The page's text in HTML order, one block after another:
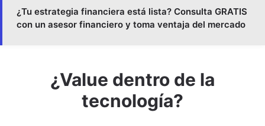
¿Tu estrategia financiera está lista? Consulta GRATIS
con un asesor financiero y toma ventaja del mercado
¿Value dentro de la
tecnología?